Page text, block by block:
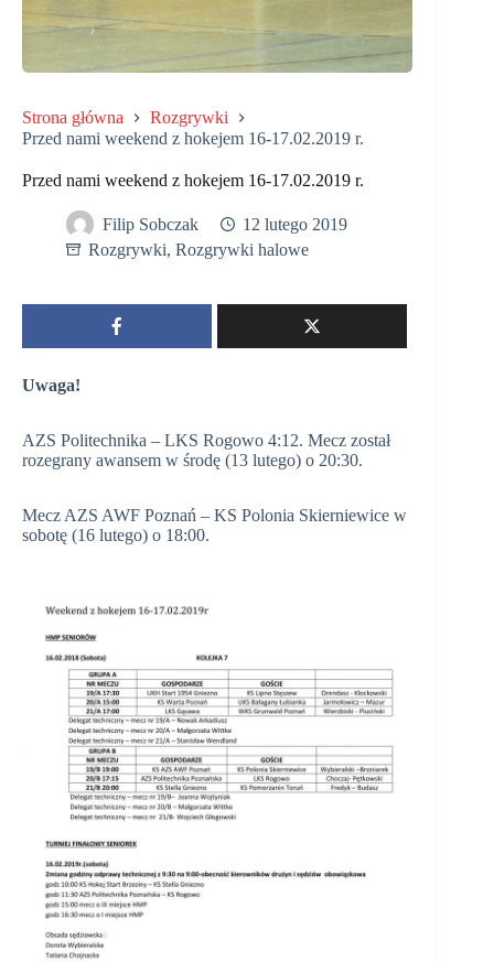
Strona główna
Rozgrywki
Przed nami weekend z hokejem 16-17.02.2019 r.
Przed nami weekend z hokejem 16-17.02.2019 r.
Filip Sobczak
12 lutego 2019
Rozgrywki, Rozgrywki halowe
Uwaga!
AZS Politechnika – LKS Rogowo 4:12. Mecz został
rozegrany awansem w środę (13 lutego) o 20:30.
Mecz AZS AWF Poznań – KS Polonia Skierniewice w
sobotę (16 lutego) o 18:00.